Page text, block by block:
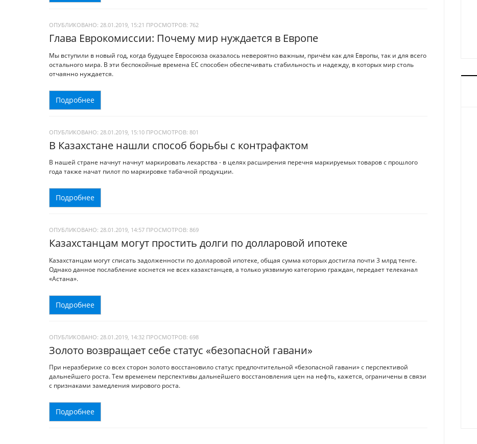
ОПУБЛИКОВАНО: 28.01.2019, 15:21 ПРОСМОТРОВ: 762
Глава Еврокомиссии: Почему мир нуждается в Европе
Мы вступили в новый год, когда будущее Евросоюза оказалось невероятно важным, причём как для Европы, так и для всего
остального мира. В эти беспокойные времена ЕС способен обеспечивать стабильность и надежду, в которых мир столь
отчаянно нуждается.
Подробнее
ОПУБЛИКОВАНО: 28.01.2019, 15:10 ПРОСМОТРОВ: 801
В Казахстане нашли способ борьбы с контрафактом
В нашей стране начнут начнут маркировать лекарства - в целях расширения перечня маркируемых товаров с прошлого
года также начат пилот по маркировке табачной продукции.
Подробнее
ОПУБЛИКОВАНО: 28.01.2019, 14:57 ПРОСМОТРОВ: 869
Казахстанцам могут простить долги по долларовой ипотеке
Казахстанцам могут списать задолженности по долларовой ипотеке, общая сумма которых достигла почти 3 млрд тенге.
Однако данное послабление коснется не всех казахстанцев, а только уязвимую категорию граждан, передает телеканал
«Астана».
Подробнее
ОПУБЛИКОВАНО: 28.01.2019, 14:32 ПРОСМОТРОВ: 698
Золото возвращает себе статус «безопасной гавани»
При неразберихе со всех сторон золото восстановило статус предпочтительной «безопасной гавани» с перспективой
дальнейшего роста. Тем временем перспективы дальнейшего восстановления цен на нефть, кажется, ограничены в связи
с признаками замедления мирового роста.
Подробнее